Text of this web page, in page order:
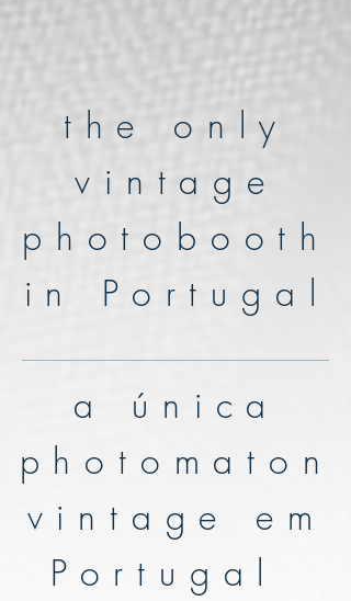
the only
vintage
photobooth
in Portugal
a única
photomaton
vintage em
Portugal